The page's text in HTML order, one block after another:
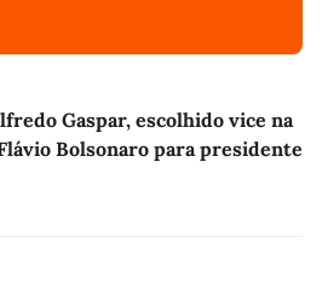
Gaspar, escolhido vice na
Bolsonaro para presidente